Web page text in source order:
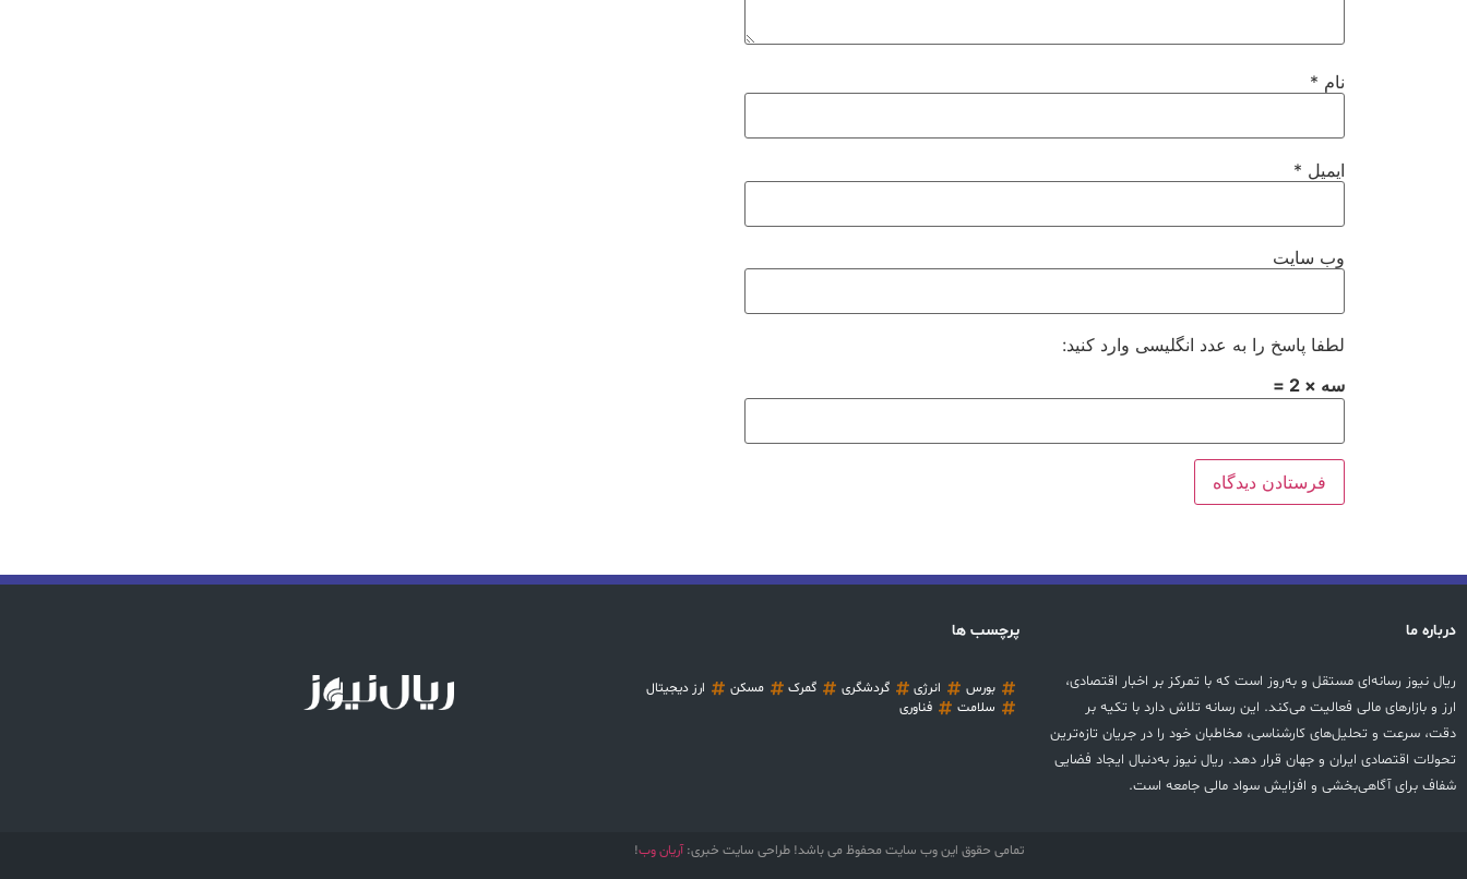
نام *
ایمیل *
وب‌ سایت
لطفا پاسخ را به عدد انگلیسی وارد کنید:
سه × 2 =
درباره ما
ریال نیوز رسانه‌ای مستقل و به‌روز است که با تمرکز بر اخبار اقتصادی،
ارز و بازارهای مالی فعالیت می‌کند. این رسانه تلاش دارد با تکیه بر
دقت، سرعت و تحلیل‌های کارشناسی، مخاطبان خود را در جریان تازه‌ترین
تحولات اقتصادی ایران و جهان قرار دهد. ریال نیوز به‌دنبال ایجاد فضایی
شفاف برای آگاهی‌بخشی و افزایش سواد مالی جامعه است.
پرچسب ها
بورس انرژی گردشگری گمرک مسکن
ارز دیجیتال
سلامت
فناوری
تمامی حقوق این وب سایت محفوظ می باشد! طراحی سایت خبری:آریان وب!